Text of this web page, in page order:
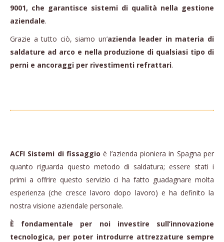
9001, che garantisce sistemi di qualità nella gestione
aziendale.
Grazie a tutto ciò, siamo un’azienda leader in materia di
saldature ad arco e nella produzione di qualsiasi tipo di
perni e ancoraggi per rivestimenti refrattari.
ACFI Sistemi di fissaggio è l’azienda pioniera in Spagna per
quanto riguarda questo metodo di saldatura; essere stati i
primi a offrire questo servizio ci ha fatto guadagnare molta
esperienza (che cresce lavoro dopo lavoro) e ha definito la
nostra visione aziendale personale.
È fondamentale per noi investire sull’innovazione
tecnologica, per poter introdurre attrezzature sempre